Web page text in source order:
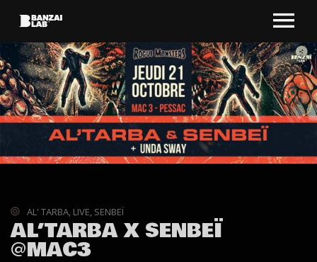
AL' TARBA, LIVE, SENBEÏ
AL’TARBA X SENBEÏ
@MAC3